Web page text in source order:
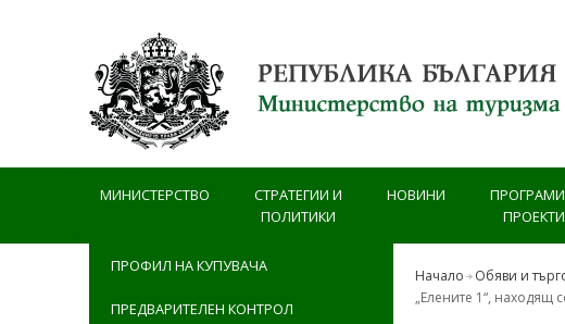
МИНИСТЕРСТВО
СТРАТЕГИИ И
ПОЛИТИКИ
НОВИНИ
ПРОЕКТИ
ПРОФИЛ НА КУПУВАЧА
ПРЕДВАРИТЕЛЕН КОНТРОЛ
Начало Обяви и
„Елените 1“, находящ